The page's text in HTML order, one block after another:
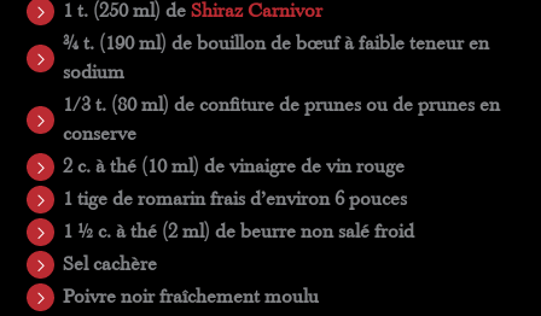
1 t. (250 ml) de Shiraz Carnivor
¾ t. (190 ml) de bouillon de bœuf à faible teneur en
sodium
1/3 t. (80 ml) de confiture de prunes ou de prunes en
conserve
2 c. à thé (10 ml) de vinaigre de vin rouge
1 tige de romarin frais d’environ 6 pouces
1 ½ c. à thé (2 ml) de beurre non salé froid
Sel cachère
Poivre noir fraîchement moulu